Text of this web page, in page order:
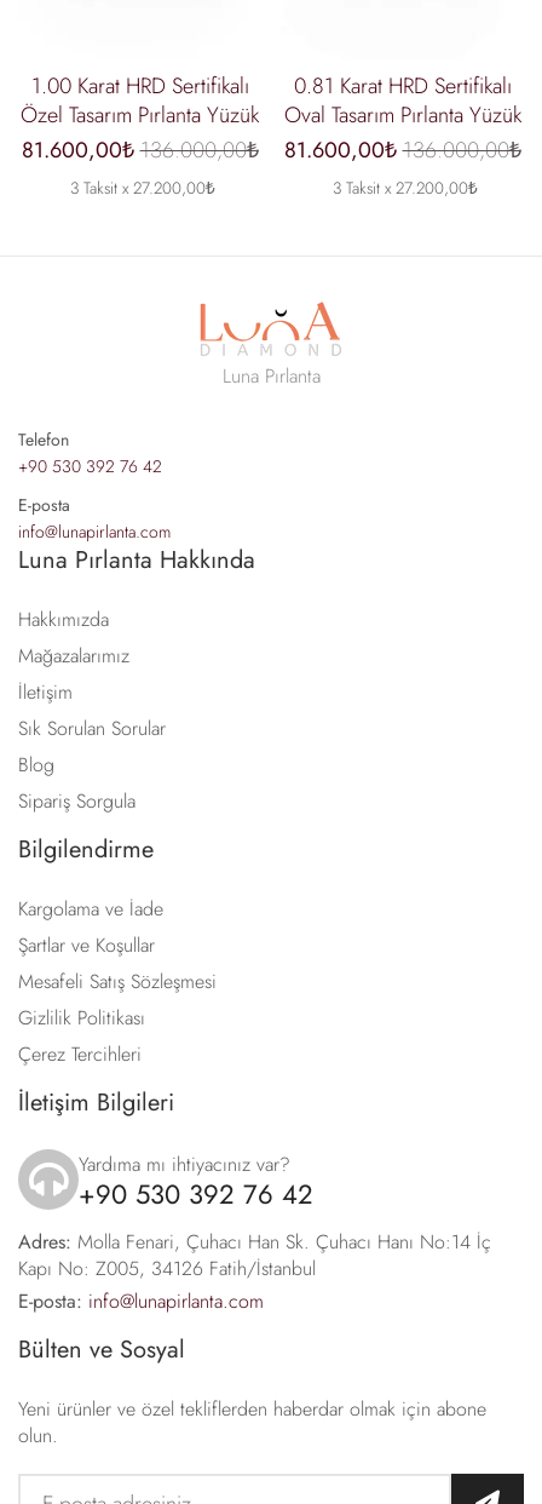
1.00 Karat HRD Sertifikalı
Özel Tasarım Pırlanta Yüzük
81.600,00₺136.000,00₺
3 Taksit x 27.200,00₺
0.81 Karat HRD Sertifikalı
Oval Tasarım Pırlanta Yüzük
81.600,00₺136.000,00₺
3 Taksit x 27.200,00₺
Luna Pırlanta
Telefon
+90 530 392 76 42
E-posta
info@lunapirlanta.com
Luna Pırlanta Hakkında
Hakkımızda
Mağazalarımız
İletişim
Sık Sorulan Sorular
Blog
Sipariş Sorgula
Bilgilendirme
Kargolama ve İade
Şartlar ve Koşullar
Mesafeli Satış Sözleşmesi
Gizlilik Politikası
Çerez Tercihleri
İletişim Bilgileri
icon
Yardıma mı ihtiyacınız var?
+90 530 392 76 42
Adres: Molla Fenari, Çuhacı Han Sk. Çuhacı Hanı No:14 İç
Kapı No: Z005, 34126 Fatih/İstanbul
E-posta: info@lunapirlanta.com
Bülten ve Sosyal
Yeni ürünler ve özel tekliflerden haberdar olmak için abone
olun.